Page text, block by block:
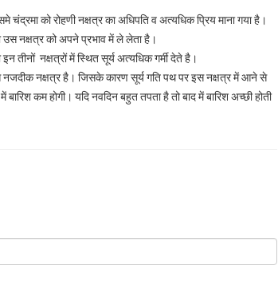
चंद्रमा को रोहणी नक्षत्र का अधिपति व अत्यधिक प्रिय माना गया है।
उस नक्षत्र को अपने प्रभाव में ले लेता है।
तीनों नक्षत्रों में स्थित सूर्य अत्यधिक गर्मी देते है।
नजदीक नक्षत्र है। जिसके कारण सूर्य गति पथ पर इस नक्षत्र में आने से
कम होगी। यदि नवदिन बहुत तपता है तो बाद में बारिश अच्छी होती